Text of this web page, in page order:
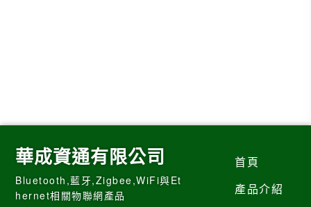
華成資通有限公司
Bluetooth,藍牙,Zigbee,WiFi與Et
hernet相關物聯網產品
首頁
產品介紹